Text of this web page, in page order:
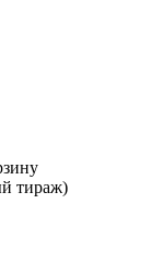
тираж)